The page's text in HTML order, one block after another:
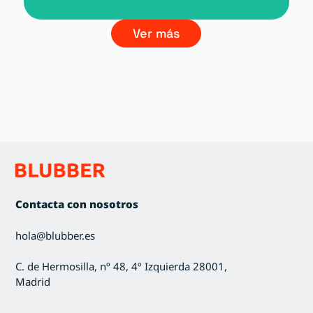
Ver más
Contacta con nosotros
hola@blubber.es
C. de Hermosilla, nº 48, 4º Izquierda 28001,
Madrid